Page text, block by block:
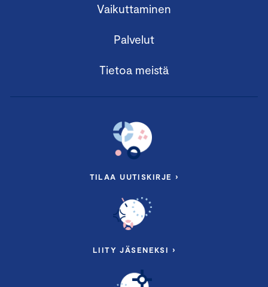
Vaikuttaminen
Palvelut
Tietoa meistä
TILAA UUTISKIRJE ›
LIITY JÄSENEKSI ›